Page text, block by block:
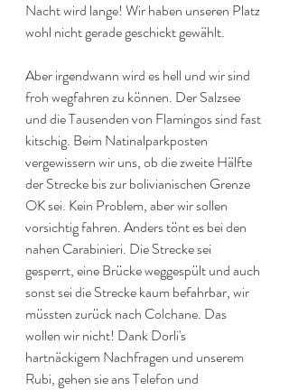
Nacht wird lange! Wir haben unseren Platz
wohl nicht gerade geschickt gewählt.
Aber irgendwann wird es hell und wir sind
froh wegfahren zu können. Der Salzsee
und die Tausenden von Flamingos sind fast
kitschig. Beim Natinalparkposten
vergewissern wir uns, ob die zweite Hälfte
der Strecke bis zur bolivianischen Grenze
OK sei. Kein Problem, aber wir sollen
vorsichtig fahren. Anders tönt es bei den
nahen Carabinieri. Die Strecke sei
gesperrt, eine Brücke weggespült und auch
sonst sei die Strecke kaum befahrbar, wir
müssten zurück nach Colchane. Das
wollen wir nicht! Dank Dorli's
hartnäckigem Nachfragen und unserem
Rubi, gehen sie ans Telefon und